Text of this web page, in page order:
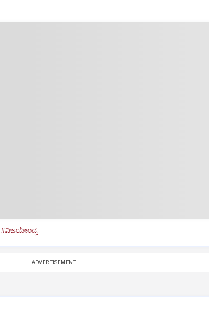
#ವಿಜಯೇಂದ್ರ
ADVERTISEMENT